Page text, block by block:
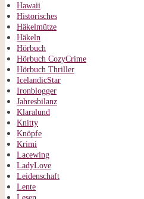
Hawaii
Historisches
Häkelmütze
Häkeln
Hörbuch
Hörbuch CozyCrime
Hörbuch Thriller
IcelandicStar
Ironblogger
Jahresbilanz
Klaralund
Knitty
Knöpfe
Krimi
Lacewing
LadyLove
Leidenschaft
Lente